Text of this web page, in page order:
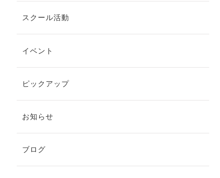
スクール活動
イベント
ピックアップ
お知らせ
ブログ